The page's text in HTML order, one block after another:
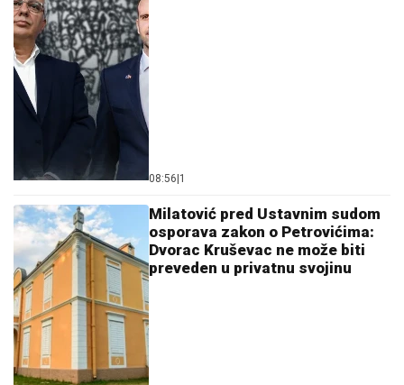
08:56|1
Milatović pred Ustavnim sudom
osporava zakon o Petrovićima:
Dvorac Kruševac ne može biti
preveden u privatnu svojinu